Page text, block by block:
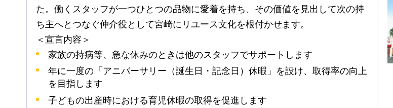
た。働くスタッフが一つひとつの品物に愛着を持ち、その価値を見出して次の持
ち主へとつなぐ仲介役として宮崎にリユース文化を根付かせます。
＜宣言内容＞
家族の持病等、急な休みのときは他のスタッフでサポートします
年に一度の「アニバーサリー（誕生日・記念日）休暇」を設け、取得率の向上
を目指します
子どもの出産時における育児休暇の取得を促進します